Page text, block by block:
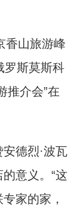
山旅游峰
罗斯莫斯科
推介会”在
德烈·波瓦
意义。“这
家的家，